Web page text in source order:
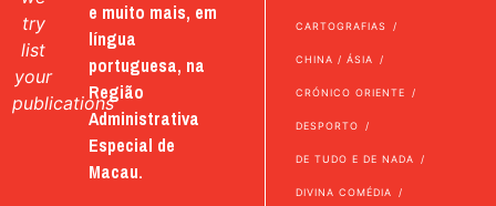
try
list
your
publications
e muito mais, em
língua
portuguesa, na
Região
Administrativa
Especial de
Macau.
CARTOGRAFIAS
CHINA / ÁSIA
CRÓNICO ORIENTE
DESPORTO
DE TUDO E DE NADA
DIVINA COMÉDIA